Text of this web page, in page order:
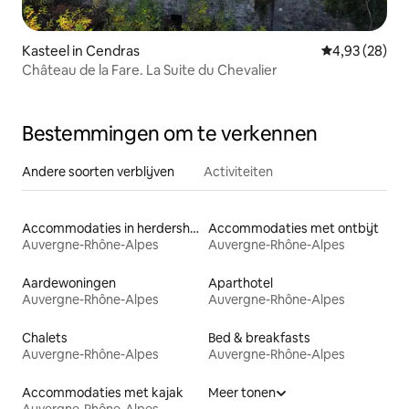
Kasteel in Cendras Gemiddelde
4,93 (28)
Château de la Fare. La Suite du Chevalier
Bestemmingen om te verkennen
Andere soorten verblijven Activiteiten
Accommodaties in herdershutten
Auvergne-Rhône-Alpes
Accommodaties met ontbijt
Auvergne-Rhône-Alpes
Aardewoningen
Auvergne-Rhône-Alpes
Aparthotel
Auvergne-Rhône-Alpes
Chalets
Auvergne-Rhône-Alpes
Bed & breakfasts
Auvergne-Rhône-Alpes
Accommodaties met kajak
Meer tonen